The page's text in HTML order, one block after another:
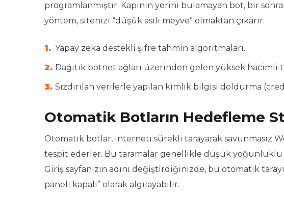
programlanmıştır. Kapının yerini bulamayan bot, bir
yöntem, sitenizi “düşük asılı meyve” olmaktan çıkarır.
Yapay zeka destekli şifre tahmin algoritmaları.
Dağıtık botnet ağları üzerinden gelen yüksek hacimli
Sızdırılan verilerle yapılan kimlik bilgisi doldurma
Otomatik Botların Hedefleme
Otomatik botlar, interneti sürekli tarayarak savunmasız
tespit ederler. Bu taramalar genellikle düşük yoğunluklu
Giriş sayfanızın adını değiştirdiğinizde, bu otomatik
paneli kapalı” olarak algılayabilir.